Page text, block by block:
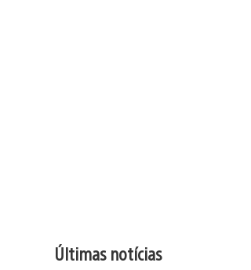
Últimas notícias